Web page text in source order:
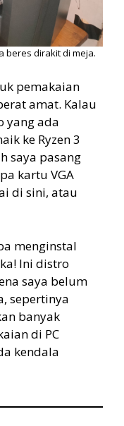
beres dirakit di meja.
pemakaian
amat. Kalau
yang ada
ke Ryzen 3
saya pasang
kartu VGA
di sini, atau
menginstal
Ini distro
saya belum
sepertinya
banyak
di PC
kendala